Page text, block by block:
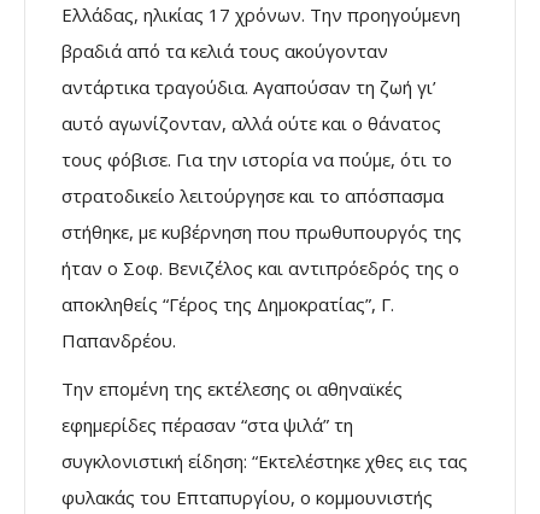
Ελλάδας, ηλικίας 17 χρόνων. Την προηγούμενη
βραδιά από τα κελιά τους ακούγονταν
αντάρτικα τραγούδια. Αγαπούσαν τη ζωή γι’
αυτό αγωνίζονταν, αλλά ούτε και ο θάνατος
τους φόβισε. Για την ιστορία να πούμε, ότι το
στρατοδικείο λειτούργησε και το απόσπασμα
στήθηκε, με κυβέρνηση που πρωθυπουργός της
ήταν ο Σοφ. Βενιζέλος και αντιπρόεδρός της ο
αποκληθείς “Γέρος της Δημοκρατίας”, Γ.
Παπανδρέου.
Την επομένη της εκτέλεσης οι αθηναϊκές
εφημερίδες πέρασαν “στα ψιλά” τη
συγκλονιστική είδηση: “Εκτελέστηκε χθες εις τας
φυλακάς του Επταπυργίου, ο κομμουνιστής